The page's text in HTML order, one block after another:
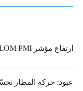
ارتفاع مؤشر BLOM PMI في تموز إلى 50.7 نقطة
عبود: حركة المطار